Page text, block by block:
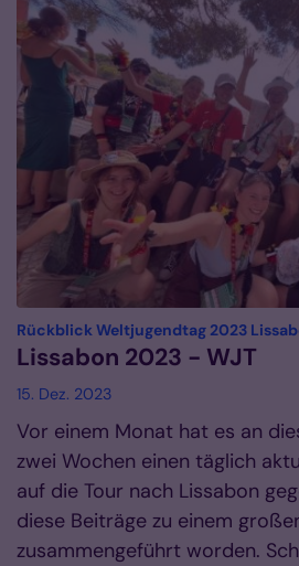
Rückblick Weltjugendtag 2023
Lissabon 2023 - WJT
15. Dez. 2023
Vor einem Monat hat es an
zwei Wochen einen täglich
auf die Tour nach Lissabon
diese Beiträge zu einem
zusammengeführt worden.